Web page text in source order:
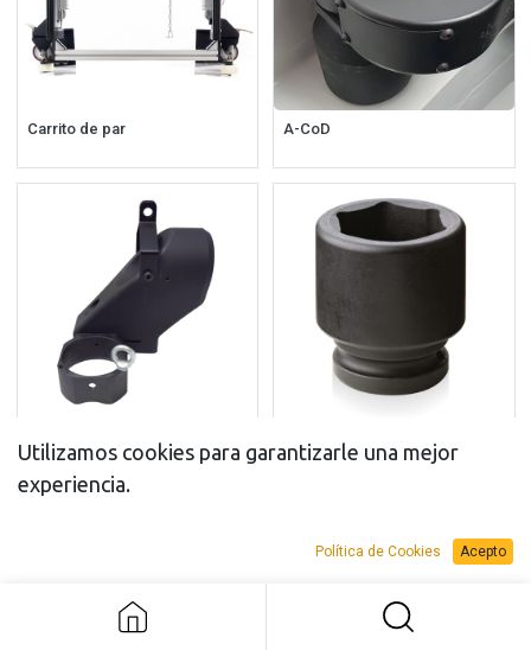
Carrito de par A-CoD
Vasos de impacto
Utilizamos cookies para garantizarle una mejor
experiencia.
Política de Cookies Acepto